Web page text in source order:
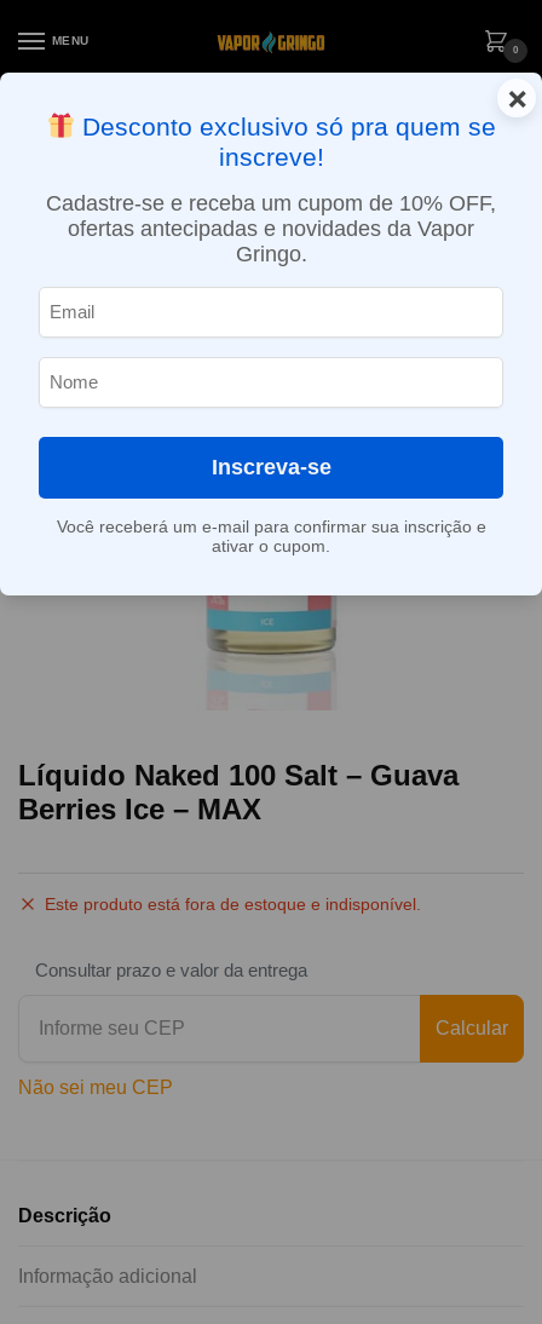
MENU
0
ENTREGA NO MESMO DIA EM SÃO PAULO (SEG A SEX): PEDIDOS
APROVADOS ATÉ 15:30 VIA MOTOBOY
Líquido Naked 100 Salt – Guava
Berries Ice – MAX
Este produto está fora de estoque e indisponível.
Consultar prazo e valor da entrega
Calcular
Não sei meu CEP
Descrição
Informação adicional
×
Desconto exclusivo só pra quem se
inscreve!
Cadastre-se e receba um cupom de 10% OFF,
ofertas antecipadas e novidades da Vapor
Gringo.
Inscreva-se
Você receberá um e-mail para confirmar sua inscrição e
ativar o cupom.